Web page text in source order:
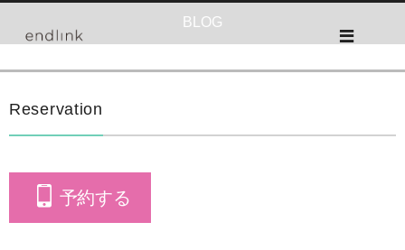
BLOG
Reservation
予約する